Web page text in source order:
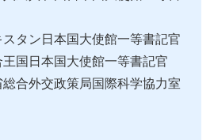
タン日本国大使館一等書記官
国日本国大使館一等書記官
合外交政策局国際科学協力室